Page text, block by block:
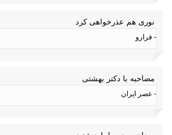
نوری هم عذرخواهی کرد
- فرارو
مصاحبه با دکتر بهشتی
- عصر ایران